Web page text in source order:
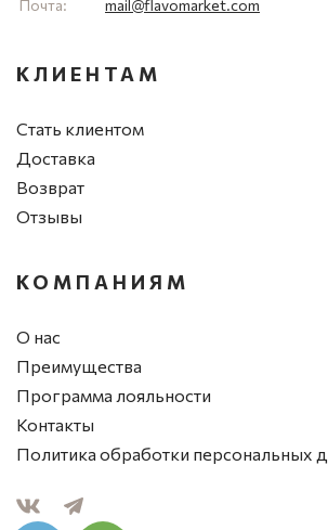
Почта: mail@flavomarket.com
КЛИЕНТАМ
Стать клиентом
Доставка
Возврат
Отзывы
КОМПАНИЯМ
О нас
Преимущества
Программа лояльности
Контакты
Политика обработки персональных